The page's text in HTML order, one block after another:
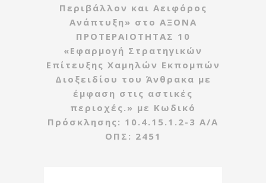
Περιβάλλον και Αειφόρος
Ανάπτυξη» στο ΑΞΟΝΑ
ΠΡΟΤΕΡΑΙΟΤΗΤΑΣ 10
«Εφαρμογή Στρατηγικών
Επίτευξης Χαμηλών Εκπομπών
Διοξειδίου του Άνθρακα με
έμφαση στις αστικές
περιοχές.» με Κωδικό
Πρόσκλησης: 10.4.15.1.2-3 Α/Α
ΟΠΣ: 2451